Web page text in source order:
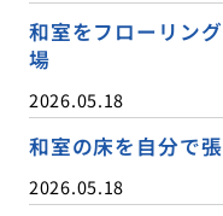
和室をフローリン
場
2026.05.18
和室の床を自分で
2026.05.18